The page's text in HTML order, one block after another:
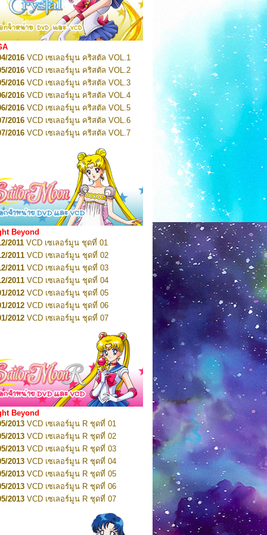
Pretty Guardian Sailor Moon Eternal
1
Pretty Guardian Sailor Moon Eternal
2
Pretty Guardian Sailor Moon Eternal
3
Pretty Guardian Sailor Moon Eternal
4
Pretty Guardian Sailor Moon Eternal
5
Pretty Guardian Sailor Moon Eternal
6
Pretty Guardian Sailor Moon Eternal
7
Pretty Guardian Sailor Moon Eternal
Pretty Guardian Sailor Moon Eternal
Pretty Guardian Sailor Moon Eternal
10
2026Code Name: Sailor V 1
2026Code Name: Sailor V 2
2016 VCD เซเลอร์มูน คริสตัล VOL.1
2016 VCD เซเลอร์มูน คริสตัล VOL.2
2016 VCD เซเลอร์มูน คริสตัล VOL.3
2016 VCD เซเลอร์มูน คริสตัล VOL.4
2016 VCD เซเลอร์มูน คริสตัล VOL.5
2016 VCD เซเลอร์มูน คริสตัล VOL.6
2016 VCD เซเลอร์มูน คริสตัล VOL.7
VCD เซเลอร์มูน คริสตัล VOL.9
VCD เซเลอร์มูน คริสตัล VOL.10
2016
VCD เซเลอร์มูน คริสตัล VOL.11
2016VCD เซเลอร์มูน คริสตัล VOL.12
2016VCD เซเลอร์มูน คริสตัล VOL.13
2016 DVD เซเลอร์มูน คริสตัล VOL.1
2016DVD เซเลอร์มูน คริสตัล VOL.2
2016 DVD เซเลอร์มูน คริสตัล VOL.3
2016 DVD เซเลอร์มูน คริสตัล VOL.4
2016 DVD เซเลอร์มูน คริสตัล VOL.5
2016 DVD เซเลอร์มูน คริสตัล VOL.6
2016DVD เซเลอร์มูน คริสตัล VOL.7
2016DVD เซเลอร์มูน คริสตัล VOL.8
2017 DVD เซเลอร์มูน คริสตัล Box-Set
Beyond
2011 VCD เซเลอร์มูน ชุดที่ 01
2011 VCD เซเลอร์มูน ชุดที่ 02
2011 VCD เซเลอร์มูน ชุดที่ 03
2011 VCD เซเลอร์มูน ชุดที่ 04
2012 VCD เซเลอร์มูน ชุดที่ 05
2012 VCD เซเลอร์มูน ชุดที่ 06
2012 VCD เซเลอร์มูน ชุดที่ 07
VCD เซเลอร์มูน ชุดที่ 08
VCD เซเลอร์มูน ชุดที่ 09
VCD เซเลอร์มูน ชุดที่ 10
2012VCD เซเลอร์มูน ชุดที่ 11
2012VCD เซเลอร์มูน ชุดที่ 12
2012VCD เซเลอร์มูน ชุดที่ 13
2012VCD เซเลอร์มูน ชุดที่ 14
2012 VCD เซเลอร์มูน ชุดที่ 15
VCD เซเลอร์มูน ชุดที่ 16
VCD เซเลอร์มูน ชุดที่ 17
VCD เซเลอร์มูน ชุดที่ 18
VCD เซเลอร์มูน ชุดที่ 19
VCD เซเลอร์มูน ชุดที่ 20
VCD เซเลอร์มูน ชุดที่ 21
VCD เซเลอร์มูน ชุดที่ 22
VCD เซเลอร์มูน ชุดที่ 23
DVD เซเลอร์มูน ชุดที่ 01
Beyond
2013 VCD เซเลอร์มูน R ชุดที่ 01
2013 VCD เซเลอร์มูน R ชุดที่ 02
2013 VCD เซเลอร์มูน R ชุดที่ 03
2013 VCD เซเลอร์มูน R ชุดที่ 04
2013 VCD เซเลอร์มูน R ชุดที่ 05
2013 VCD เซเลอร์มูน R ชุดที่ 06
2013 VCD เซเลอร์มูน R ชุดที่ 07
VCD เซเลอร์มูน R ชุดที่ 08
VCD เซเลอร์มูน R ชุดที่ 09